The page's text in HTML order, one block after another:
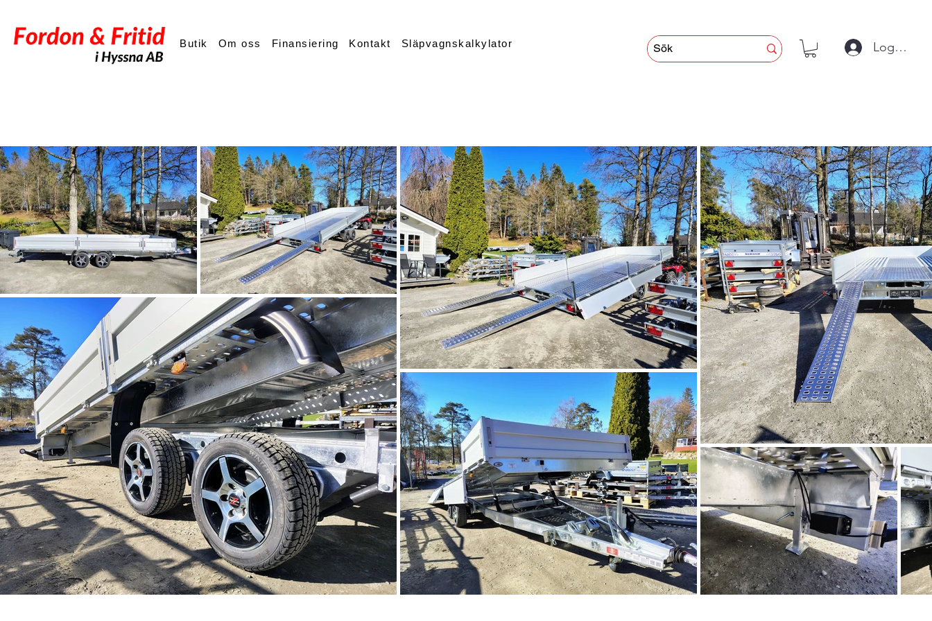
Butik Om oss Finansiering Kontakt Släpvagnskalkylator Logga in